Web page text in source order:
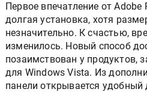
Первое впечатление от
долгая установка, хотя
незначительно. К счастью,
изменилось. Новый способ
позаимствован у продуктов,
для Windows Vista. Из
панели открывается